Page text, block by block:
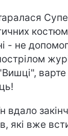
- не
вдало
які вже